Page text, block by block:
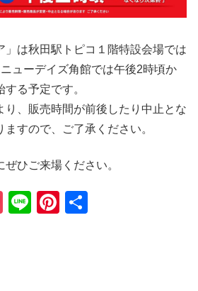
」は秋田駅トピコ１階特設会場では
ューデイズ角館では午後2時頃か
る予定です。
り、販売時間が前後したり中止とな
すので、ご了承ください。
ひご来場ください。
P
Li
Pi